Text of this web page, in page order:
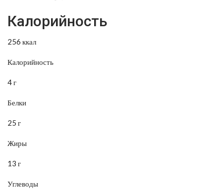
Калорийность
256 ккал
Калорийность
4 г
Белки
25 г
Жиры
13 г
Углеводы